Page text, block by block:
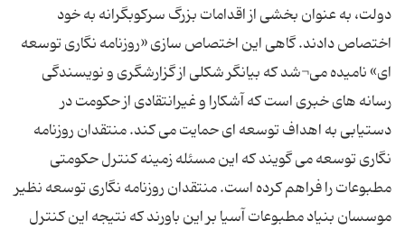
دولت، به عنوان بخشی از اقدامات بزرگ سرکوبگرانه به خود
اختصاص دادند. گاهی این اختصاص سازی «روزنامه نگاری توسعه
ای» نامیده می¬شد که بیانگر شکلی از گزارشگری و نویسندگی
رسانه های خبری است که آشکارا و غیرانتقادی از حکومت در
دستیابی به اهداف توسعه ای حمایت می کند. منتقدان روزنامه
نگاری توسعه می گویند که این مسئله زمینه کنترل حکومتی
مطبوعات را فراهم کرده است. منتقدان روزنامه نگاری توسعه نظیر
موسسان بنیاد مطبوعات آسیا بر این باورند که نتیجه این کنترل